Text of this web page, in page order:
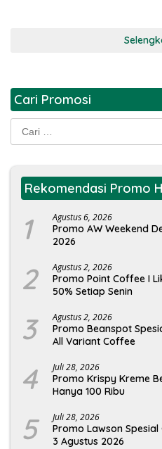
Cari Promosi
Cari
untuk:
Rekomendasi Promo
1 Agustus 6, 2026
Promo AW Weekend
2026
2 Agustus 2, 2026
Promo Point Coffee I
50% Setiap Senin
3 Agustus 2, 2026
Promo Beanspot
All Variant Coffee
4 Juli 28, 2026
Promo Krispy Kreme
Hanya 100 Ribu
5 Juli 28, 2026
Promo Lawson
3 Agustus 2026